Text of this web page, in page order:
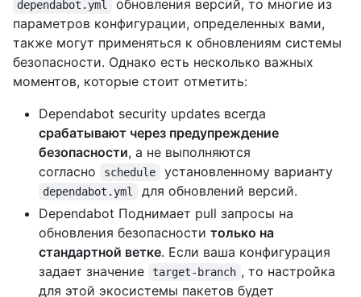
dependabot.yml
обновления версий, то многие из
параметров конфигурации, определенных вами,
также могут применяться к обновлениям системы
безопасности. Однако есть несколько важных
моментов, которые стоит отметить:
Dependabot security updates всегда
срабатывают через предупреждение
безопасности, а не выполняются
согласно
schedule установленному варианту
dependabot.yml
для обновлений версий.
Dependabot Поднимает pull запросы на
обновления безопасности только на
стандартной ветке. Если ваша конфигурация
задает значение
target-branch , то настройка
для этой экосистемы пакетов будет